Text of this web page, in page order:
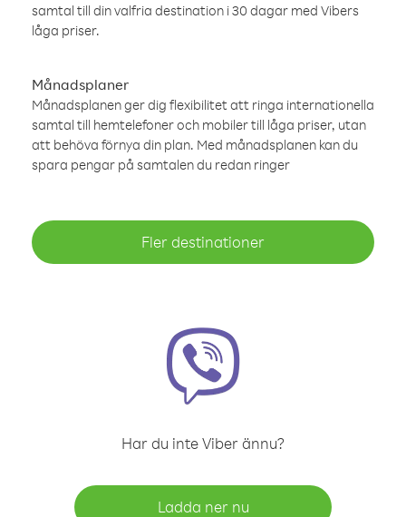
samtal till din valfria destination i 30 dagar med Vibers
låga priser.
Månadsplaner
Månadsplanen ger dig flexibilitet att ringa internationella
samtal till hemtelefoner och mobiler till låga priser, utan
att behöva förnya din plan. Med månadsplanen kan du
spara pengar på samtalen du redan ringer
Fler destinationer
Har du inte Viber ännu?
Ladda ner nu